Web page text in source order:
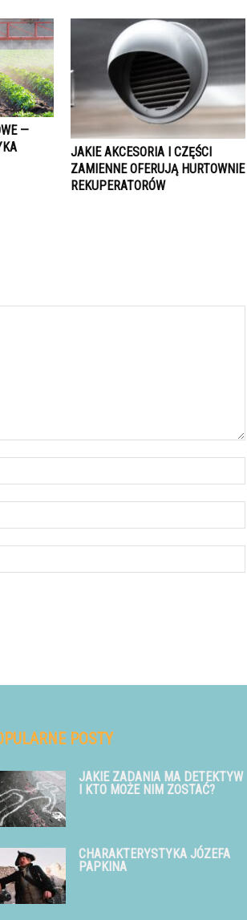
—
JAKIE AKCESORIA I CZĘŚCI
ZAMIENNE OFERUJĄ HURTOWNIE
REKUPERATORÓW
POSTY
JAKIE ZADANIA MA DETEKTYW
I KTO MOŻE NIM ZOSTAĆ?
CHARAKTERYSTYKA JÓZEFA
PAPKINA